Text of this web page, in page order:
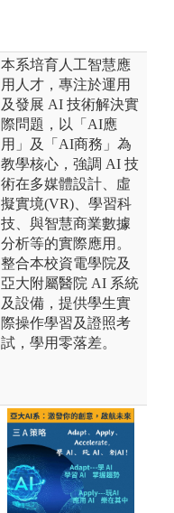
本系培育人工智慧應
用人才，專注於運用
及發展 AI 技術解決實
際問題，以「AI應
用」及「AI商務」為
教學核心，強調 AI 技
術在多媒體設計、虛
擬實境(VR)、學習科
技、與智慧商業數據
分析等的實際應用。
整合本校資電學院及
亞大附屬醫院 AI 系統
及設備，提供學生實
際操作學習及證照考
試，學用零落差。